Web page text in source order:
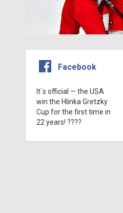
Facebook
It´s official — the USA
win the Hlinka Gretzky
Cup for the first time in
22 years! ????